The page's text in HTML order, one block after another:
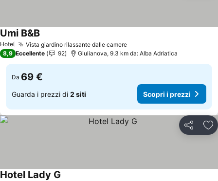
Hotel Vista giardino rilassante dalle camere
Umi B&B
8,9 Eccellente 92 Giulianova, 9.3 km da: Alba Adriatica
Da 69 €
Guarda i prezzi di 2 siti Scopri i prezzi
Condividi
Hotel Lady G